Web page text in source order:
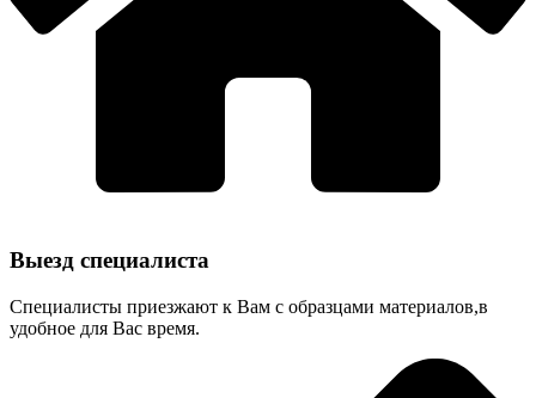
Выезд специалиста
Специалисты приезжают к Вам с образцами материалов,в
удобное для Вас время.